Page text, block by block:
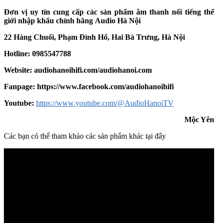
Đơn vị uy tín cung cấp các sản phẩm âm thanh nổi tiếng thế
giới nhập khẩu chính hãng Audio Hà Nội
22 Hàng Chuối, Phạm Đình Hổ, Hai Bà Trưng, Hà Nội
Hotline: 0985547788
Website: audiohanoihifi.com/audiohanoi.com
Fanpage: https://www.facebook.com/audiohanoihifi
Youtube: https://www.youtube.com/@AudioHanoiTV
Mộc Yên
Các bạn có thể tham khảo các sản phẩm khác tại đây